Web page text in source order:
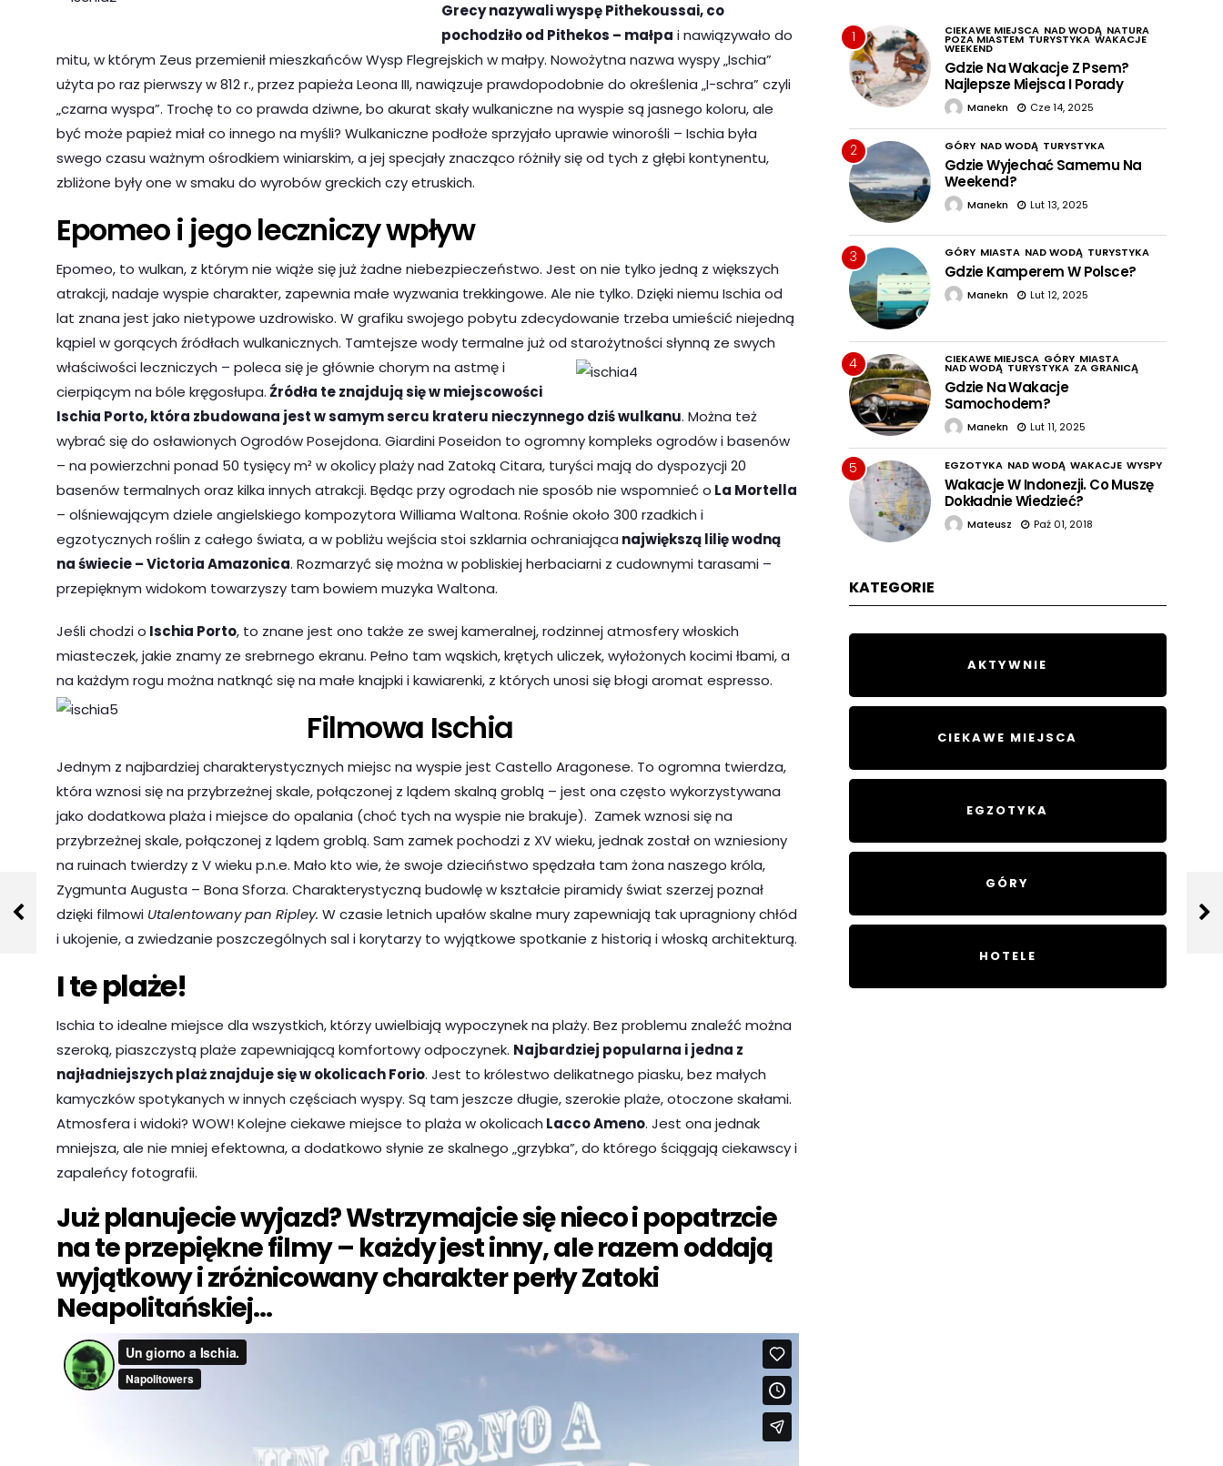
Grecy nazywali wyspę Pithekoussai, co
pochodziło od Pithekos – małpa i nawiązywało do
mitu, w którym Zeus przemienił mieszkańców Wysp Flegrejskich w małpy. Nowożytna nazwa wyspy „Ischia”
użyta po raz pierwszy w 812 r., przez papieża Leona III, nawiązuje prawdopodobnie do określenia „I-schra” czyli
„czarna wyspa”. Trochę to co prawda dziwne, bo akurat skały wulkaniczne na wyspie są jasnego koloru, ale
być może papież miał co innego na myśli? Wulkaniczne podłoże sprzyjało uprawie winorośli – Ischia była
swego czasu ważnym ośrodkiem winiarskim, a jej specjały znacząco różniły się od tych z głębi kontynentu,
zbliżone były one w smaku do wyrobów greckich czy etruskich.
Epomeo i jego leczniczy wpływ
Epomeo, to wulkan, z którym nie wiąże się już żadne niebezpieczeństwo. Jest on nie tylko jedną z większych
atrakcji, nadaje wyspie charakter, zapewnia małe wyzwania trekkingowe. Ale nie tylko. Dzięki niemu Ischia od
lat znana jest jako nietypowe uzdrowisko. W grafiku swojego pobytu zdecydowanie trzeba umieścić niejedną
kąpiel w gorących źródłach wulkanicznych. Tamtejsze wody termalne już od starożytności słynną ze swych
właściwości leczniczych – poleca się je głównie chorym na astmę i
cierpiącym na bóle kręgosłupa.Źródła te znajdują się w miejscowości
Ischia Porto, która zbudowana jest w samym sercu krateru nieczynnego dziś wulkanu. Można też
wybrać się do osławionych Ogrodów Posejdona. Giardini Poseidon to ogromny kompleks ogrodów i basenów
– na powierzchni ponad 50 tysięcy m² w okolicy plaży nad Zatoką Citara, turyści mają do dyspozycji 20
basenów termalnych oraz kilka innych atrakcji. Będąc przy ogrodach nie sposób nie wspomnieć o La Mortella
– olśniewającym dziele angielskiego kompozytora Williama Waltona. Rośnie około 300 rzadkich i
egzotycznych roślin z całego świata, a w pobliżu wejścia stoi szklarnia ochraniająca największą lilię wodną
na świecie – Victoria Amazonica. Rozmarzyć się można w pobliskiej herbaciarni z cudownymi tarasami –
przepięknym widokom towarzyszy tam bowiem muzyka Waltona.
Jeśli chodzi o Ischia Porto, to znane jest ono także ze swej kameralnej, rodzinnej atmosfery włoskich
miasteczek, jakie znamy ze srebrnego ekranu. Pełno tam wąskich, krętych uliczek, wyłożonych kocimi łbami, a
na każdym rogu można natknąć się na małe knajpki i kawiarenki, z których unosi się błogi aromat espresso.
Filmowa Ischia
Jednym z najbardziej charakterystycznych miejsc na wyspie jest Castello Aragonese. To ogromna twierdza,
która wznosi się na przybrzeżnej skale, połączonej z lądem skalną groblą – jest ona często wykorzystywana
jako dodatkowa plaża i miejsce do opalania (choć tych na wyspie nie brakuje). Zamek wznosi się na
przybrzeżnej skale, połączonej z lądem groblą. Sam zamek pochodzi z XV wieku, jednak został on wzniesiony
na ruinach twierdzy z V wieku p.n.e. Mało kto wie, że swoje dzieciństwo spędzała tam żona naszego króla,
Zygmunta Augusta – Bona Sforza. Charakterystyczną budowlę w kształcie piramidy świat szerzej poznał
dzięki filmowi Utalentowany pan Ripley. W czasie letnich upałów skalne mury zapewniają tak upragniony chłód
i ukojenie, a zwiedzanie poszczególnych sal i korytarzy to wyjątkowe spotkanie z historią i włoską architekturą.
I te plaże!
Ischia to idealne miejsce dla wszystkich, którzy uwielbiają wypoczynek na plaży. Bez problemu znaleźć można
szeroką, piaszczystą plaże zapewniającą komfortowy odpoczynek. Najbardziej popularna i jedna z
najładniejszych plaż znajduje się w okolicach Forio. Jest to królestwo delikatnego piasku, bez małych
kamyczków spotykanych w innych częściach wyspy. Są tam jeszcze długie, szerokie plaże, otoczone skałami.
Atmosfera i widoki? WOW! Kolejne ciekawe miejsce to plaża w okolicach Lacco Ameno. Jest ona jednak
mniejsza, ale nie mniej efektowna, a dodatkowo słynie ze skalnego „grzybka”, do którego ściągają ciekawscy i
zapaleńcy fotografii.
Już planujecie wyjazd? Wstrzymajcie się nieco i popatrzcie
na te przepiękne filmy – każdy jest inny, ale razem oddają
wyjątkowy i zróżnicowany charakter perły Zatoki
Neapolitańskiej…
1 CIEKAWE MIEJSCA NAD WODĄ NATURA
POZA MIASTEM TURYSTYKA WAKACJE
WEEKEND
Gdzie Na Wakacje Z Psem?
Najlepsze Miejsca I Porady
Manekn Cze 14, 2025
2 GÓRY NAD WODĄ TURYSTYKA
Gdzie Wyjechać Samemu Na
Weekend?
Manekn Lut 13, 2025
3 GÓRY MIASTA NAD WODĄ TURYSTYKA
Gdzie Kamperem W Polsce?
Manekn Lut 12, 2025
4 CIEKAWE MIEJSCA GÓRY MIASTA
NAD WODĄ TURYSTYKA ZA GRANICĄ
Gdzie Na Wakacje
Samochodem?
Manekn Lut 11, 2025
5 EGZOTYKA NAD WODĄ WAKACJE WYSPY
Wakacje W Indonezji. Co Muszę
Dokładnie Wiedzieć?
Mateusz Paź 01, 2018
KATEGORIE
AKTYWNIE
CIEKAWE MIEJSCA
EGZOTYKA
GÓRY
HOTELE